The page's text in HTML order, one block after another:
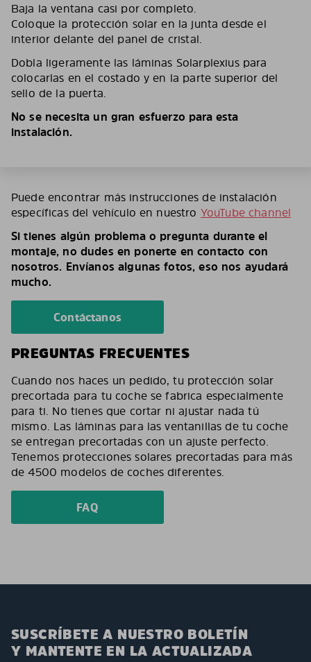
Baja la ventana casi por completo.
Coloque la protección solar en la junta desde el
interior delante del panel de cristal.
Dobla ligeramente las láminas Solarplexius para
colocarlas en el costado y en la parte superior del
sello de la puerta.
No se necesita un gran esfuerzo para esta
instalación.
Puede encontrar más instrucciones de instalación
específicas del vehículo en nuestro YouTube channel
Si tienes algún problema o pregunta durante el
montaje, no dudes en ponerte en contacto con
nosotros. Envíanos algunas fotos, eso nos ayudará
mucho.
Contáctanos
PREGUNTAS FRECUENTES
Cuando nos haces un pedido, tu protección solar
precortada para tu coche se fabrica especialmente
para ti. No tienes que cortar ni ajustar nada tú
mismo. Las láminas para las ventanillas de tu coche
se entregan precortadas con un ajuste perfecto.
Tenemos protecciones solares precortadas para más
de 4500 modelos de coches diferentes.
FAQ
SUSCRÍBETE A NUESTRO BOLETÍN
Y MANTENTE EN LA ACTUALIZADA